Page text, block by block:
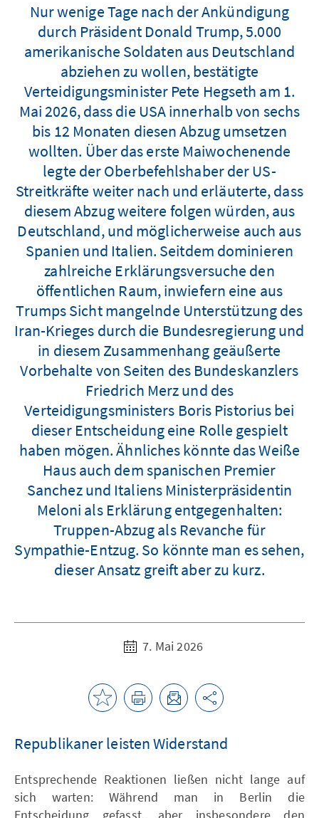
Nur wenige Tage nach der Ankündigung
durch Präsident Donald Trump, 5.000
amerikanische Soldaten aus Deutschland
abziehen zu wollen, bestätigte
Verteidigungsminister Pete Hegseth am 1.
Mai 2026, dass die USA innerhalb von sechs
bis 12 Monaten diesen Abzug umsetzen
wollten. Über das erste Maiwochenende
legte der Oberbefehlshaber der US-
Streitkräfte weiter nach und erläuterte, dass
diesem Abzug weitere folgen würden, aus
Deutschland, und möglicherweise auch aus
Spanien und Italien. Seitdem dominieren
zahlreiche Erklärungsversuche den
öffentlichen Raum, inwiefern eine aus
Trumps Sicht mangelnde Unterstützung des
Iran-Krieges durch die Bundesregierung und
in diesem Zusammenhang geäußerte
Vorbehalte von Seiten des Bundeskanzlers
Friedrich Merz und des
Verteidigungsministers Boris Pistorius bei
dieser Entscheidung eine Rolle gespielt
haben mögen. Ähnliches könnte das Weiße
Haus auch dem spanischen Premier
Sanchez und Italiens Ministerpräsidentin
Meloni als Erklärung entgegenhalten:
Truppen-Abzug als Revanche für
Sympathie-Entzug. So könnte man es sehen,
dieser Ansatz greift aber zu kurz.
7. Mai 2026
Republikaner leisten Widerstand
Entsprechende Reaktionen ließen nicht lange auf
sich warten: Während man in Berlin die
Entscheidung gefasst, aber insbesondere den